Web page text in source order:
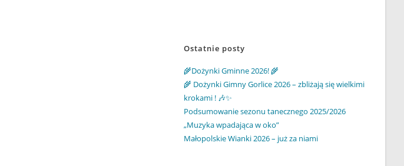
Ostatnie posty
🌾Dożynki Gminne 2026! 🌾
🌾 Dożynki Gimny Gorlice 2026 – zbliżają się wielkimi
krokami ! 🎶✨
Podsumowanie sezonu tanecznego 2025/2026
„Muzyka wpadająca w oko”
Małopolskie Wianki 2026 – już za niami